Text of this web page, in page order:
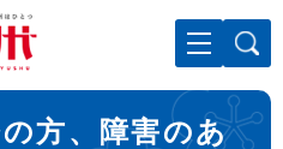
ばして本文へ
の方、障害のあ